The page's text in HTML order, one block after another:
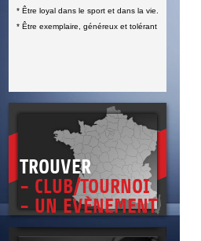
* Être loyal dans le sport et dans la vie.
* Être exemplaire, généreux et tolérant
TROUVER
- CLUB/TOURNOI
- UN EVÈNEMENT